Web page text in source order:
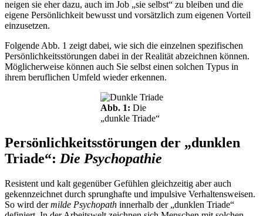
neigen sie eher dazu, auch im Job „sie selbst“ zu bleiben und die
eigene Persönlichkeit bewusst und vorsätzlich zum eigenen Vorteil
einzusetzen.
Folgende Abb. 1 zeigt dabei, wie sich die einzelnen spezifischen
Persönlichkeitsstörungen dabei in der Realität abzeichnen können.
Möglicherweise können auch Sie selbst einen solchen Typus in
ihrem beruflichen Umfeld wieder erkennen.
Abb. 1: Die
„dunkle Triade“
Persönlichkeitsstörungen der „dunklen
Triade“: Die Psychopathie
Resistent und kalt gegenüber Gefühlen gleichzeitig aber auch
gekennzeichnet durch sprunghafte und impulsive Verhaltensweisen.
So wird dermilde Psychopath innerhalb der „dunklen Triade“